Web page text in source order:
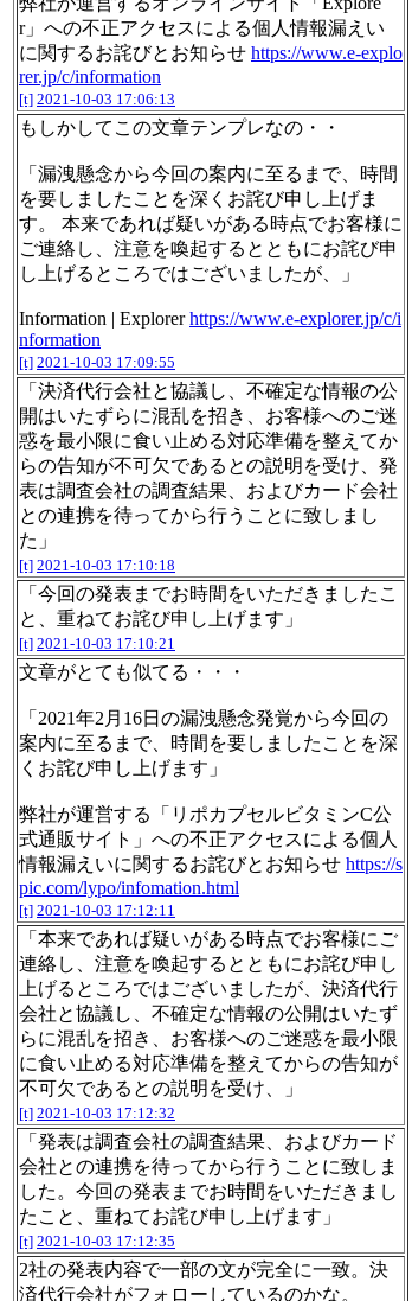
r」への不正アクセスによる個人情報漏えい
に関するお詫びとお知らせ https://www.e-explo
rer.jp/c/information
[t] 2021-10-03 17:06:13
もしかしてこの文章テンプレなの・・
「漏洩懸念から今回の案内に至るまで、時間
を要しましたことを深くお詫び申し上げま
す。 本来であれば疑いがある時点でお客様に
ご連絡し、注意を喚起するとともにお詫び申
し上げるところではございましたが、」
Information | Explorerhttps://www.e-explorer.jp/c/i
nformation
[t] 2021-10-03 17:09:55
「決済代行会社と協議し、不確定な情報の公
開はいたずらに混乱を招き、お客様へのご迷
惑を最小限に食い止める対応準備を整えてか
らの告知が不可欠であるとの説明を受け、発
表は調査会社の調査結果、およびカード会社
との連携を待ってから行うことに致しまし
た」
[t] 2021-10-03 17:10:18
「今回の発表までお時間をいただきましたこ
と、重ねてお詫び申し上げます」
[t] 2021-10-03 17:10:21
文章がとても似てる・・・
「2021年2月16日の漏洩懸念発覚から今回の
案内に至るまで、時間を要しましたことを深
くお詫び申し上げます」
弊社が運営する「リポカプセルビタミンC公
式通販サイト」への不正アクセスによる個人
情報漏えいに関するお詫びとお知らせ https://s
pic.com/lypo/infomation.html
[t] 2021-10-03 17:12:11
「本来であれば疑いがある時点でお客様にご
連絡し、注意を喚起するとともにお詫び申し
上げるところではございましたが、決済代行
会社と協議し、不確定な情報の公開はいたず
らに混乱を招き、お客様へのご迷惑を最小限
に食い止める対応準備を整えてからの告知が
不可欠であるとの説明を受け、」
[t] 2021-10-03 17:12:32
「発表は調査会社の調査結果、およびカード
会社との連携を待ってから行うことに致しま
した。今回の発表までお時間をいただきまし
たこと、重ねてお詫び申し上げます」
[t] 2021-10-03 17:12:35
2社の発表内容で一部の文が完全に一致。決
済代行会社がフォローしているのかな。